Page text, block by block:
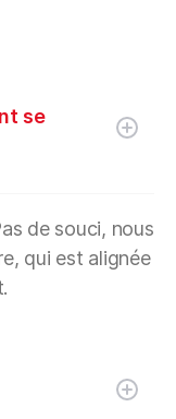
se
de souci, nous
qui est alignée